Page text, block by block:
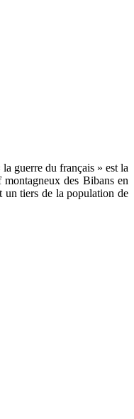
des Bibans en
tiers de la population de